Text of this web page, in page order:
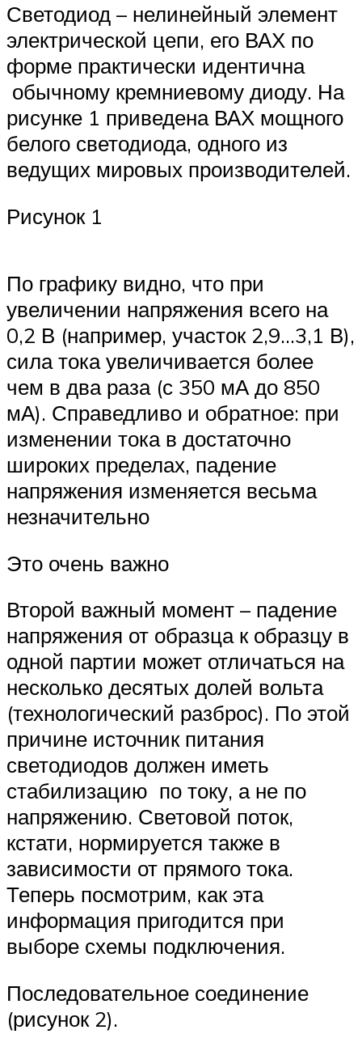
Светодиод – нелинейный элемент
электрической цепи, его ВАХ по
форме практически идентична
обычному кремниевому диоду. На
рисунке 1 приведена ВАХ мощного
белого светодиода, одного из
ведущих мировых производителей.
Рисунок 1
По графику видно, что при
увеличении напряжения всего на
0,2 В (например, участок 2,9…3,1 В),
сила тока увеличивается более
чем в два раза (с 350 мА до 850
мА). Справедливо и обратное: при
изменении тока в достаточно
широких пределах, падение
напряжения изменяется весьма
незначительно
Это очень важно
Второй важный момент – падение
напряжения от образца к образцу в
одной партии может отличаться на
несколько десятых долей вольта
(технологический разброс). По этой
причине источник питания
светодиодов должен иметь
стабилизацию по току, а не по
напряжению. Световой поток,
кстати, нормируется также в
зависимости от прямого тока.
Теперь посмотрим, как эта
информация пригодится при
выборе схемы подключения.
Последовательное соединение
(рисунок 2).